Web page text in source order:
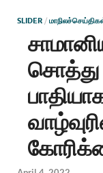
SLIDER /
சொத்து